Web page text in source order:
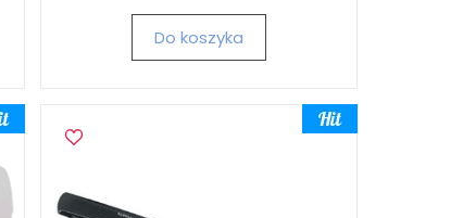
Do koszyka